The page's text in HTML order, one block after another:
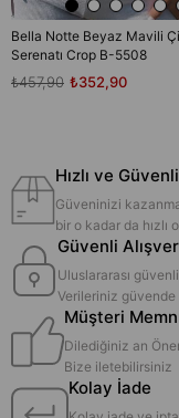
Bella Notte Beyaz Mavili
Serenatı Crop B-5508
₺352,90
₺457,90
Hızlı ve
Güveninizi
bir o kadar da hızlı
Güvenli
Uluslararası
Verileriniz güvende
Müşteri
Dilediğiniz an
Bize iletebilirsiniz
Kolay İade